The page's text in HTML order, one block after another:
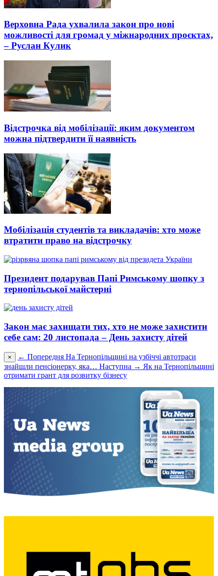
Верховна Рада ухвалила закон про нові
можливості для громад у міжнародних проєктах,
– Руслан Кулик
Відстрочка від мобілізації: яким документом
можна підтвердити її наявність
Мобілізація студентів та викладачів: хто може
втратити право на відстрочку
Президент подарував Папі Римському шопку з
тернопільської майстерні
Закон має захищати тих, хто не може захистити
себе сам: 20 листопада – День захисту дітей
× ← Попередня На Тернопільщині на узбіччі автотраси
знайшли пенсіонерку, яка… Наступна → Як на Тернопільщині
отримати грант для розвитку бізнесу